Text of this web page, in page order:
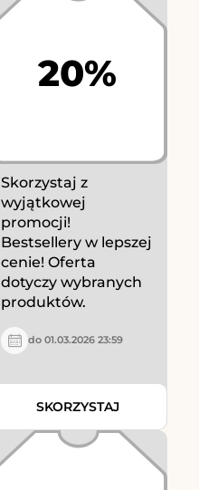
20%
Skorzystaj z
wyjątkowej
promocji!
Bestsellery w lepszej
cenie! Oferta
dotyczy wybranych
produktów.
do 01.03.2026 23:59
SKORZYSTAJ